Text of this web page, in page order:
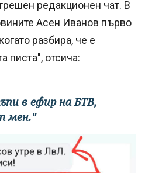
редакционен чат. В
Асен Иванов първо
разбира, че е
писта", отсича:
в ефир на БТВ,
мен."